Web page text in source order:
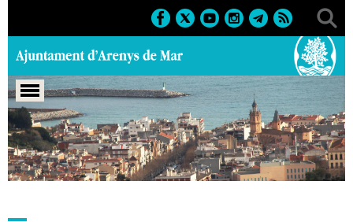
Portada > Regidories > Infància i Joventut > Agenda > 10-
07-2011